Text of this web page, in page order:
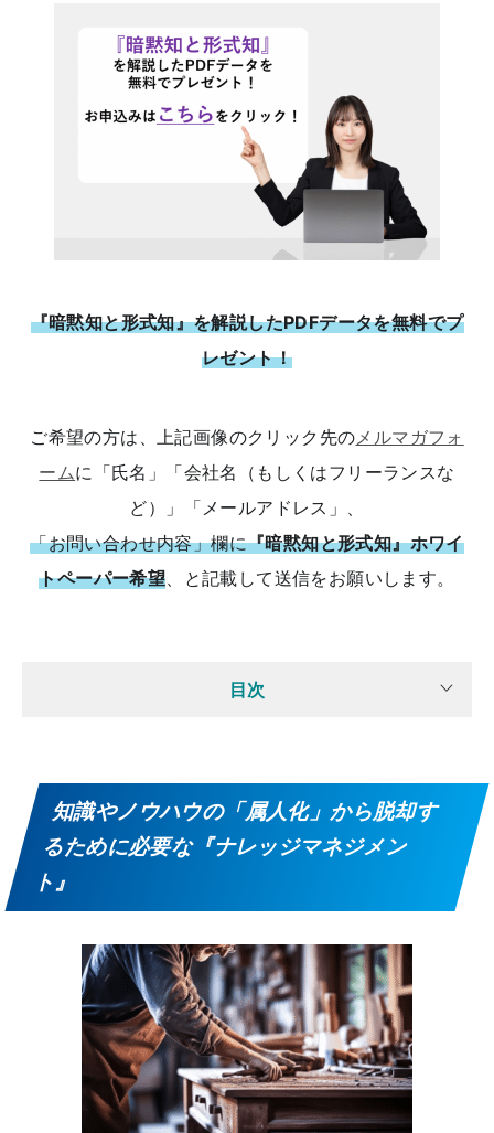
『暗黙知と形式知』を解説したPDFデータを無料でプ
レゼント！
ご希望の方は、上記画像のクリック先のメルマガフォ
ームに「氏名」「会社名（もしくはフリーランスな
ど）」「メールアドレス」、
「お問い合わせ内容」欄に『暗黙知と形式知』ホワイ
トペーパー希望、と記載して送信をお願いします。
目次
知識やノウハウの「属人化」から脱却す
るために必要な『ナレッジマネジメン
ト』